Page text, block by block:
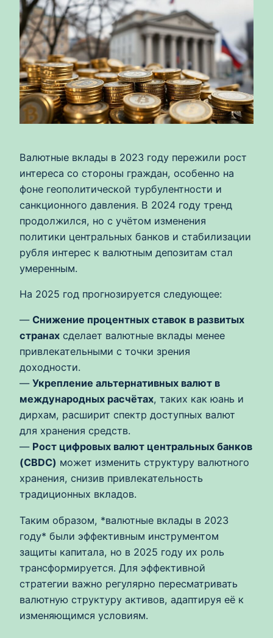
Валютные вклады в 2023 году пережили рост
интереса со стороны граждан, особенно на
фоне геополитической турбулентности и
санкционного давления. В 2024 году тренд
продолжился, но с учётом изменения
политики центральных банков и стабилизации
рубля интерес к валютным депозитам стал
умеренным.
На 2025 год прогнозируется следующее:
— Снижение процентных ставок в развитых
странах сделает валютные вклады менее
привлекательными с точки зрения
доходности.
— Укрепление альтернативных валют в
международных расчётах, таких как юань и
дирхам, расширит спектр доступных валют
для хранения средств.
— Рост цифровых валют центральных банков
(CBDC) может изменить структуру валютного
хранения, снизив привлекательность
традиционных вкладов.
Таким образом, *валютные вклады в 2023
году* были эффективным инструментом
защиты капитала, но в 2025 году их роль
трансформируется. Для эффективной
стратегии важно регулярно пересматривать
валютную структуру активов, адаптируя её к
изменяющимся условиям.